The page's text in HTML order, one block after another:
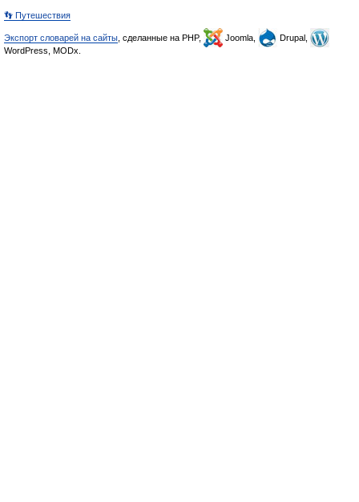
👣 Путешествия
Экспорт словарей на сайты , сделанные на PHP, Joomla,
Drupal,
WordPress, MODx.